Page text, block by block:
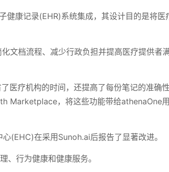
健康记录(EHR)系统集成，其设计目的是将医
文档流程、减少行政负担并提高医疗提供者
医疗机构的时间，还提高了每份笔记的准确
Marketplace，将这些功能带给athenaOne用
(EHC)在采用Sunoh.ai后报告了显著改进。
、行为健康和健康服务。